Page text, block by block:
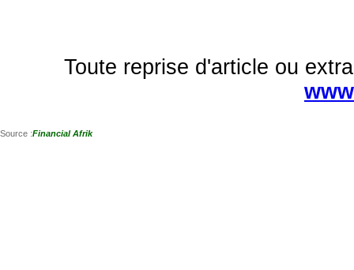
Toute reprise d'article ou
Source :Financial Afrik